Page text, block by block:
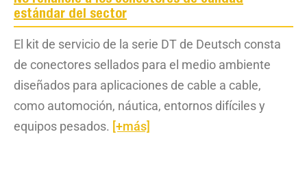
estándar del sector
El kit de servicio de la serie DT de Deutsch consta
de conectores sellados para el medio ambiente
diseñados para aplicaciones de cable a cable,
como automoción, náutica, entornos difíciles y
equipos pesados. [+más]